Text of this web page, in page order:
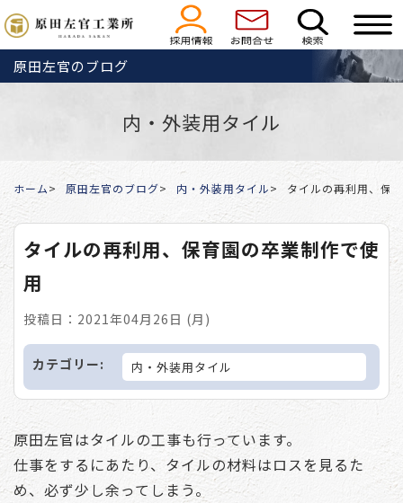
原田左官のブログ
内・外装用タイル
ホーム 原田左官のブログ 内・外装用タイル タイルの再利用、保
タイルの再利用、保育園の卒業制作で使
用
投稿日：2021年04月26日 (月)
カテゴリー: 内・外装用タイル
原田左官はタイルの工事も行っています。
仕事をするにあたり、タイルの材料はロスを見るた
め、必ず少し余ってしまう。